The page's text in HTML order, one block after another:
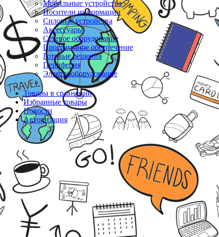
Мобильные устройства
Носители информации
Силовые устройства
Аксессуары
Сетевое оборудование
Программное обеспечение
Готовые решения
Периферия
Электрооборудование
Товары в сравнении
Избранные товары
Новости
Авторизация